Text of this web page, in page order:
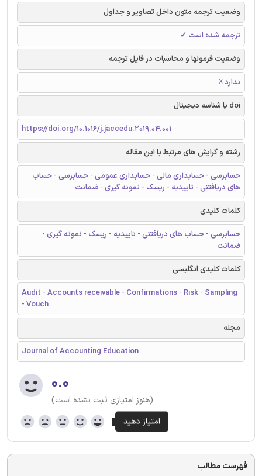
وضعیت ترجمه متون داخل تصاویر و جداول
ترجمه شده است ✓
وضعیت فرمولها و محاسبات در فایل ترجمه
ندارد ☓
doi یا شناسه دیجیتال
https://doi.org/10.1016/j.jaccedu.2019.04.001
رشته و گرایش های مرتبط با این مقاله
حسابرسی - حسابداری مالی - حسابداری عمومی - حسابرسی - حساب
های دریافتنی - تاییدیه - ریسک - نمونه گیری - ضمانت
کلمات کلیدی
حسابرسی - حساب های دریافتنی - تاییدیه - ریسک - نمونه گیری -
ضمانت
کلمات کلیدی انگلیسی
Audit - Accounts receivable - Confirmations - Risk - Sampling
- Vouch
مجله
Journal of Accounting Education
۰.۰
(هنوز امتیازی ثبت نشده است)
فهرست مطالب